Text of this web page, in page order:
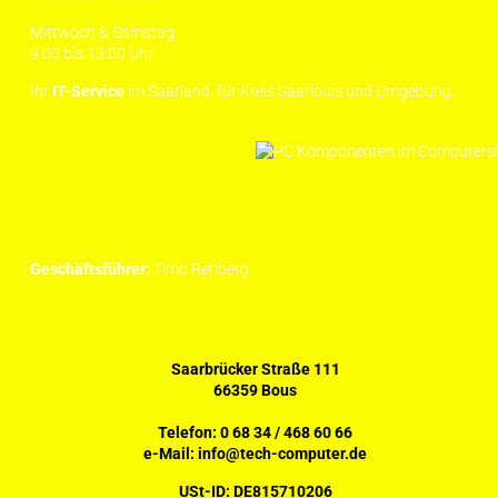
Mittwoch & Samstag:
9:00 bis 13:00 Uhr
Ihr IT-Serviceim Saarland, für Kreis Saarlouis und Umgebung.
Geschäftsführer: Timo Rehberg
Saarbrücker Straße 111
66359 Bous
Telefon:0 68 34 / 468 60 66
e-Mail:info@tech-computer.de
USt-ID: DE815710206